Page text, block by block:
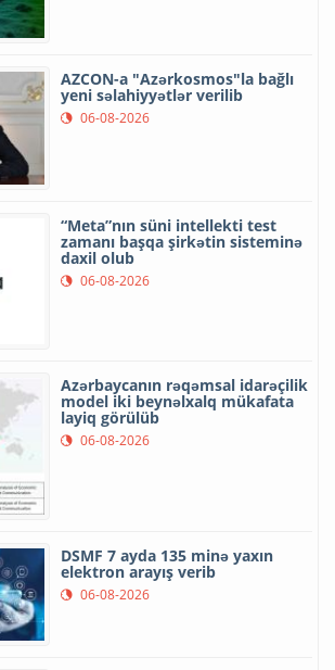
AZCON-a "Azərkosmos"la bağlı
yeni səlahiyyətlər verilib
06-08-2026
“Meta”nın süni intellekti test
zamanı başqa şirkətin sisteminə
daxil olub
06-08-2026
Azərbaycanın rəqəmsal idarəçilik
model iki beynəlxalq mükafata
layiq görülüb
06-08-2026
DSMF 7 ayda 135 minə yaxın
elektron arayış verib
06-08-2026